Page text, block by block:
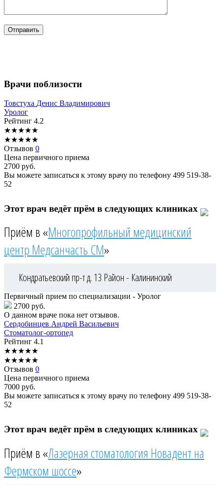
Врачи поблизости
Товстуха Денис Владимирович
Уролог
Рейтинг 4.2
★★★★★
★★★★★
Отзывов 0
Цена первичного приема
2700 руб.
Вы можете записаться к этому врачу по телефону 499 519-38-
52
Этот врач ведёт прём в следующих клиниках
Приём в «Многопрофильный медицинский
центр Медсанчасть СМ»
Кондратьевский пр-т д. 13 Район - Калининский
Первичный прием по специализации - Уролог
2700 руб.
О данном враче пока нет отзывов.
Сердобинцев Андрей Васильевич
Стоматолог-ортопед
Рейтинг 4.1
★★★★★
★★★★★
Отзывов 0
Цена первичного приема
7000 руб.
Вы можете записаться к этому врачу по телефону 499 519-38-
52
Этот врач ведёт прём в следующих клиниках
Приём в «Лазерная стоматология Новадент на
Фермском шоссе»